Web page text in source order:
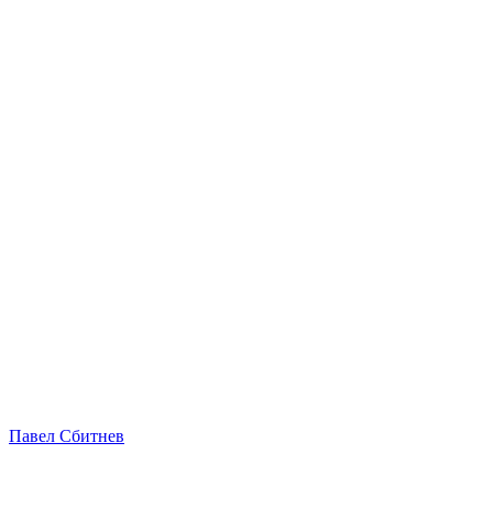
Павел Сбитнев